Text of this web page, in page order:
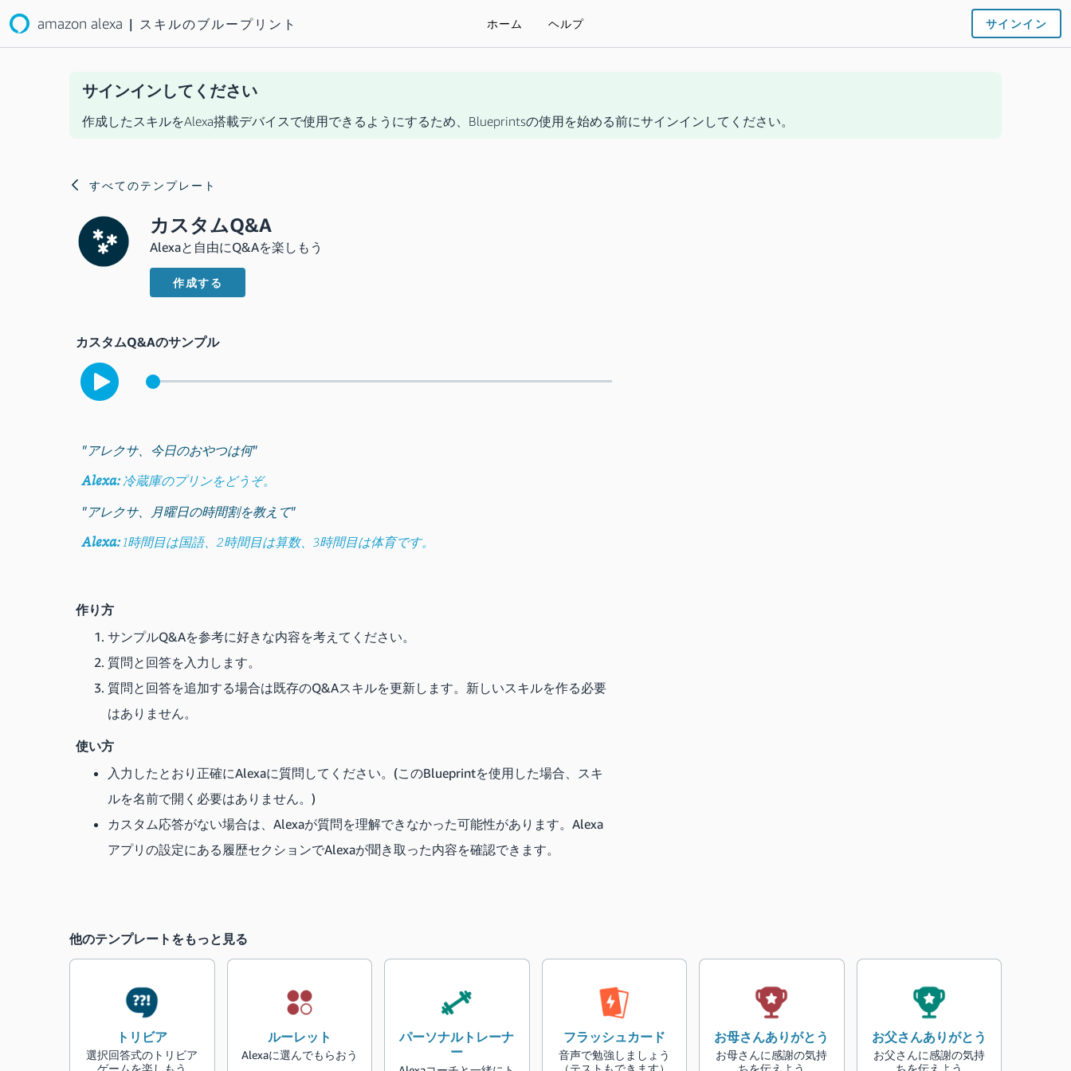
amazon alexa | スキルのブループリント ホーム ヘルプ サインイン
サインインしてください
作成したスキルをAlexa搭載デバイスで使用できるようにするため、Blueprintsの使用を始める前にサインインしてください。
すべてのテンプレート
カスタムQ&A
Alexaと自由にQ&Aを楽しもう
作成する
カスタムQ&Aのサンプル
"アレクサ、今日のおやつは何"
Alexa:冷蔵庫のプリンをどうぞ。
"アレクサ、月曜日の時間割を教えて"
Alexa:1時間目は国語、2時間目は算数、3時間目は体育です。
作り方
サンプルQ&Aを参考に好きな内容を考えてください。
質問と回答を入力します。
質問と回答を追加する場合は既存のQ&Aスキルを更新します。新しいスキルを作る必要
はありません。
使い方
入力したとおり正確にAlexaに質問してください。(このBlueprintを使用した場合、スキ
ルを名前で開く必要はありません。)
カスタム応答がない場合は、Alexaが質問を理解できなかった可能性があります。Alexa
アプリの設定にある履歴セクションでAlexaが聞き取った内容を確認できます。
他のテンプレートをもっと見る
トリビア
選択回答式のトリビア
ゲームを楽しもう
ルーレット
Alexaに選んでもらおう
パーソナルトレーナ
ー
フラッシュカード
音声で勉強しましょう
（テストもできます）
お母さんありがとう
お母さんに感謝の気持
ちを伝えよう
お父さんありがとう
お父さんに感謝の気持
ちを伝えよう